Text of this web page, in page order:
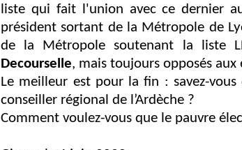
liste qui fait l'union avec ce dernier
président sortant de la Métropole de
de la Métropole soutenant la liste
Decourselle, mais toujours opposés
Le meilleur est pour la fin : savez-
conseiller régional de l’Ardèche ?
Comment voulez-vous que le pauvre